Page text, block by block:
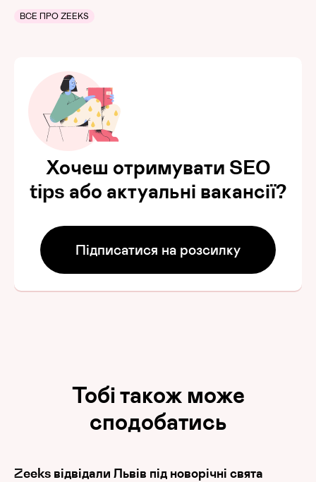
ВСЕ ПРО ZEEKS
Хочеш отримувати SEO
tips або актуальні вакансії?
Підписатися на розсилку
Тобі також може
сподобатись
Zeeks відвідали Львів під новорічні свята